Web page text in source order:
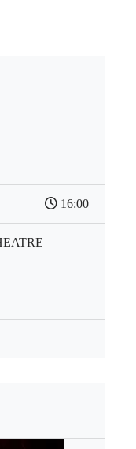
16:00